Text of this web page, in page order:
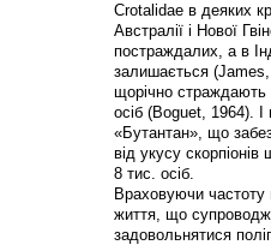
Crotalidae в деяких
Австралії і Нової
постраждалих, а в
залишається (James,
щорічно страждають
осіб (Boguet, 1964). І
«Бутантан», що
від укусу
8 тис. осіб.
Враховуючи частоту
життя, що
задовольнятися